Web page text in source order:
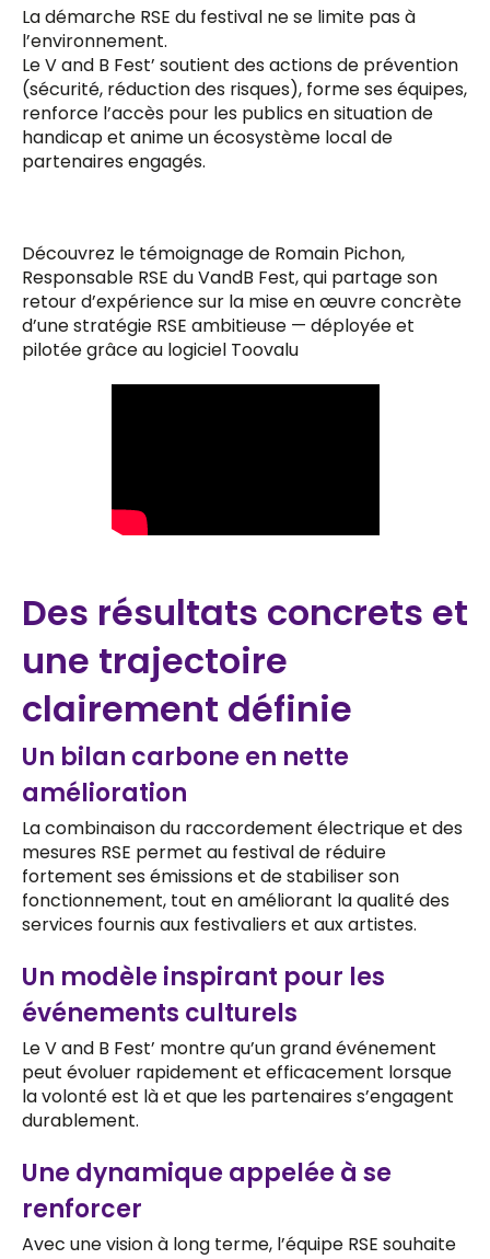
La démarche RSE du festival ne se limite pas à
l’environnement.
Le V and B Fest’ soutient des actions de prévention
(sécurité, réduction des risques), forme ses équipes,
renforce l’accès pour les publics en situation de
handicap et anime un écosystème local de
partenaires engagés.
Découvrez le témoignage de Romain Pichon,
Responsable RSE du VandB Fest, qui partage son
retour d’expérience sur la mise en œuvre concrète
d’une stratégie RSE ambitieuse — déployée et
pilotée grâce au logiciel Toovalu
Des résultats concrets et
une trajectoire
clairement définie
Un bilan carbone en nette
amélioration
La combinaison du raccordement électrique et des
mesures RSE permet au festival de réduire
fortement ses émissions et de stabiliser son
fonctionnement, tout en améliorant la qualité des
services fournis aux festivaliers et aux artistes.
Un modèle inspirant pour les
événements culturels
Le V and B Fest’ montre qu’un grand événement
peut évoluer rapidement et efficacement lorsque
la volonté est là et que les partenaires s’engagent
durablement.
Une dynamique appelée à se
renforcer
Avec une vision à long terme, l’équipe RSE souhaite